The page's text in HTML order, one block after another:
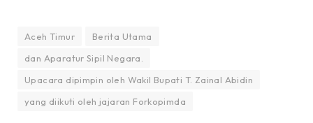
Aceh Timur
Berita Utama
dan Aparatur Sipil Negara.
Upacara dipimpin oleh Wakil Bupati T. Zainal Abidin
yang diikuti oleh jajaran Forkopimda